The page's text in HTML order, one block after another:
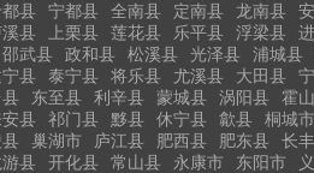
县 宁都县 全南县 定南县 龙南县
县 上栗县 莲花县 乐平县 浮梁县
邵武县 政和县 松溪县 光泽县 浦城县
县 泰宁县 将乐县 尤溪县 大田县
东至县 利辛县 蒙城县 涡阳县 霍
安县 祁门县 黟县 休宁县 歙县 桐城市
巢湖市 庐江县 肥西县 肥东县 长
游县 开化县 常山县 永康市 东阳市